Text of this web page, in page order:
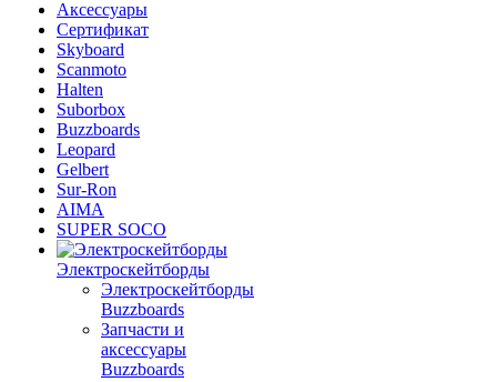
Аксессуары
Сертификат
Skyboard
Scanmoto
Halten
Suborbox
Buzzboards
Leopard
Gelbert
Sur-Ron
AIMA
SUPER SOCO
Электроскейтборды
Электроскейтборды
Buzzboards
Запчасти и
аксессуары
Buzzboards